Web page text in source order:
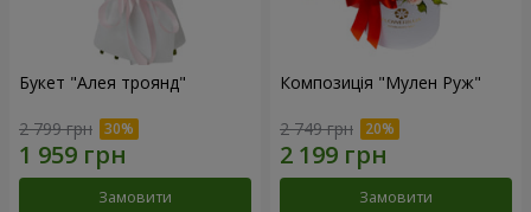
Букет "Алея троянд"
2 799 грн
Замовити
Композиція "Мулен Руж"
2 749 грн
Замовити